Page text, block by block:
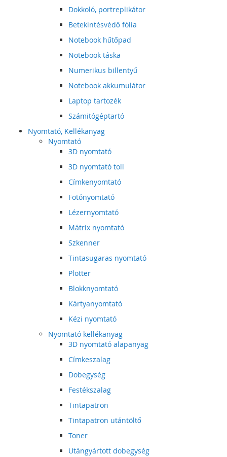
Dokkoló, portreplikátor
Betekintésvédő fólia
Notebook hűtőpad
Notebook táska
Numerikus billentyű
Notebook akkumulátor
Laptop tartozék
Számitógéptartó
Nyomtató, Kellékanyag
Nyomtató
3D nyomtató
3D nyomtató toll
Címkenyomtató
Fotónyomtató
Lézernyomtató
Mátrix nyomtató
Szkenner
Tintasugaras nyomtató
Plotter
Blokknyomtató
Kártyanyomtató
Kézi nyomtató
Nyomtató kellékanyag
3D nyomtató alapanyag
Címkeszalag
Dobegység
Festékszalag
Tintapatron
Tintapatron utántöltő
Toner
Utángyártott dobegység